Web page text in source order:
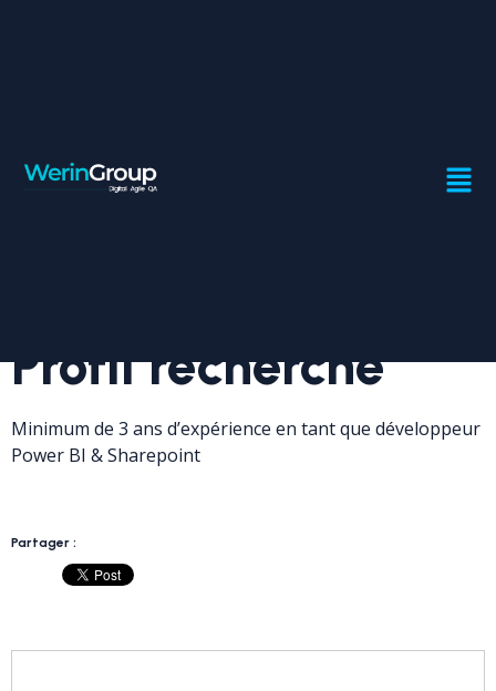
DÉVELOPPEUR POWER BI &
SHAREPOINT
Profil recherché
Minimum de 3 ans d’expérience en tant que développeur
Power BI & Sharepoint
Partager :